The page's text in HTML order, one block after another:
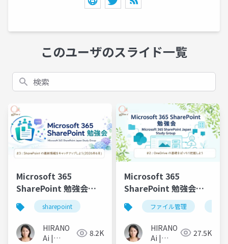
このユーザのスライド一覧
検索
Microsoft 365
SharePoint 勉強会
No3
sharepoint
HIRANO
Ai |
8.2K
Microsoft 365
SharePoint 勉強会
No2: OneDrive の基礎
をばっちり把握しよう
ファイル管理
HIRANO
Ai |
27.5K